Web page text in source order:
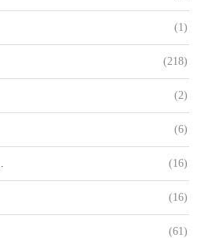
(1)
(218)
(2)
(6)
(16)
(16)
(61)